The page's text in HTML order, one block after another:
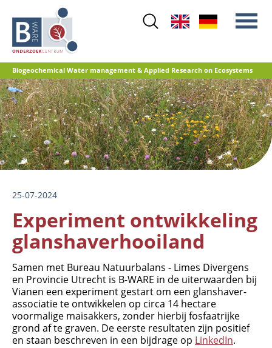
main
content
Biogeochemical Water management & Applied Research on Ecosystems
Main
menuStikstof
Waterkwaliteit
Herstelbeheer
Natuurontwikkeling
Referentiedatabase GRIP
25-07-2024
Experiment ontwikkeling
glanshaverhooiland
Samen met Bureau Natuurbalans - Limes Divergens
en Provincie Utrecht is B-WARE in de uiterwaarden bij
Vianen een experiment gestart om een glanshaver-
associatie te ontwikkelen op circa 14 hectare
voormalige maisakkers, zonder hierbij fosfaatrijke
grond af te graven. De eerste resultaten zijn positief
en staan beschreven in een bijdrage op LinkedIn.